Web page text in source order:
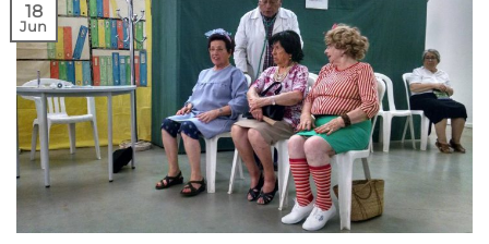
18
Jun